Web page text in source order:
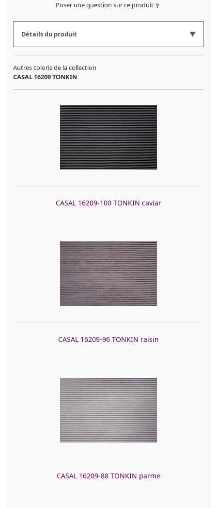
Poser une question sur ce produit
Détails du produit
Composition :68% PES 32% VI
Largeur :140 cm
Poids :562 gr
Rideaux, Coussins, Fauteuils
Autres coloris de la collection
CASAL 16209 TONKIN
CASAL 16209-100 TONKIN caviar
CASAL 16209-96 TONKIN raisin
CASAL 16209-88 TONKIN parme